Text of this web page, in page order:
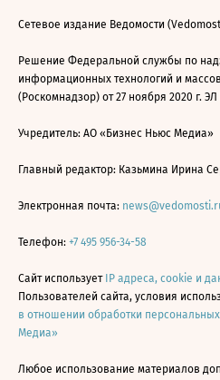
Сетевое издание Ведомости
Решение Федеральной службы по
информационных технологий и
(Роскомнадзор) от 27 ноября 2020 г.
Учредитель: АО «Бизнес Ньюс Медиа»
Главный редактор: Казьмина Ирина
Электронная почта:
Телефон: +7 495 956-34-58
Сайт использует IP адреса, cookie и
Пользователей сайта, условия
в отношении обработки
Медиа»
Любое использование материалов